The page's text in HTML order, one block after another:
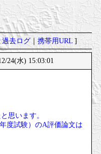
過去ログ｜携帯用URL]
24(水) 15:03:01
思います。
度試験）のA評価論文は